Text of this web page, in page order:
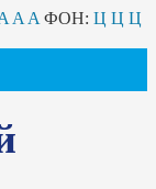
A A ФОН: Ц Ц Ц